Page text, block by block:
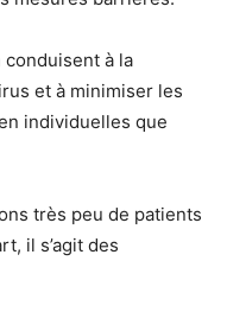
à la
et à minimiser les
individuelles que
très peu de patients
il s’agit des